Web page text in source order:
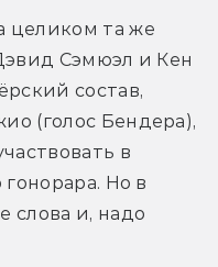
целиком та же
Сэмюэл и Кен
состав,
(голос Бендера),
в
гонорара. Но в
слова и, надо